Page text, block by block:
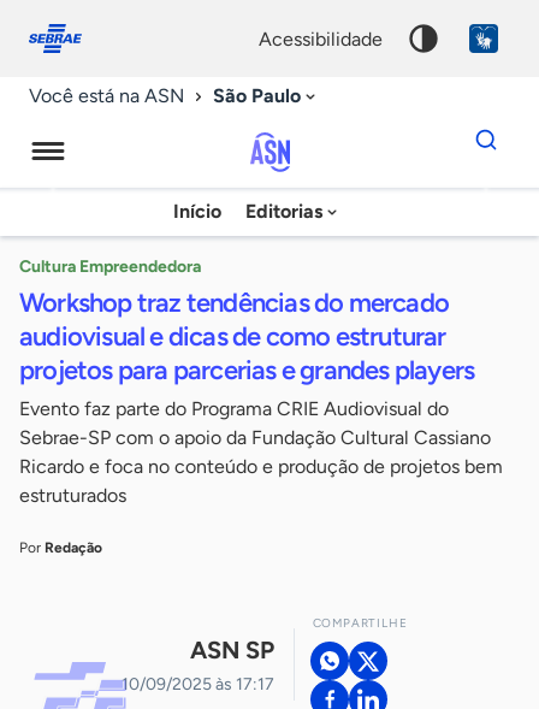
conosco
acessibilidade
Você está na ASN São Paulo
Agência
Sebrae
Notícias
Início Editorias
Dados
para
chave
Cultura Empreendedora
Workshop traz tendências do mercado
audiovisual e dicas de como estruturar
projetos para parcerias e grandes players
Evento faz parte do Programa CRIE Audiovisual do
Sebrae-SP com o apoio da Fundação Cultural Cassiano
Ricardo e foca no conteúdo e produção de projetos bem
estruturados
Por Redação
ASN SP
10/09/2025 às 17:17
COMPARTILHE